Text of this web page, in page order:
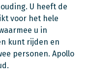
U heeft de
voor het hele
u in
kunt rijden en
personen. Apollo